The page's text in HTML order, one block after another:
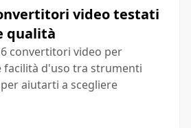
video testati
qualità
convertitori video per
facilità d'uso tra strumenti
aiutarti a scegliere